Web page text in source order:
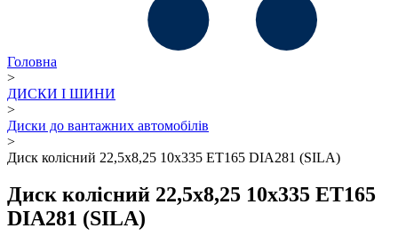
Головна
>
ДИСКИ І ШИНИ
>
Диски до вантажних автомобілів
>
Диск колісний 22,5х8,25 10х335 ET165 DIA281 (SILA)
Диск колісний 22,5х8,25 10х335 ET165
DIA281 (SILA)